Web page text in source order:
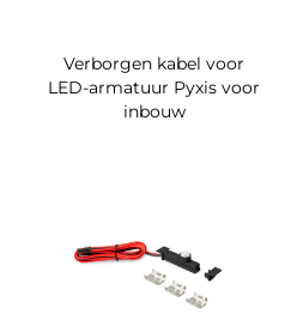
Verborgen kabel voor
LED-armatuur Pyxis voor
inbouw